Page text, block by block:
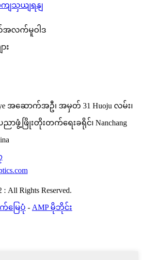
ျသှယျရနျ
အလက်မူဝါဒ
း
အဆောက်အဦ၊ အမှတ် 31 Huoju လမ်း၊
ာဖွံ့ဖြိုးတိုးတက်ရေးခရိုင်၊ Nanchang
All Rights Reserved.
မြေပုံ - AMP မိုဘိုင်း